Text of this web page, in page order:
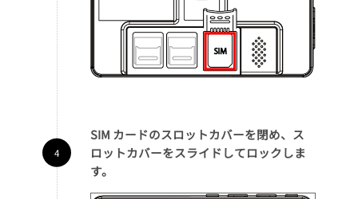
SIM カードのスロットカバーを閉め、ス
ロットカバーをスライドしてロックしま
す。